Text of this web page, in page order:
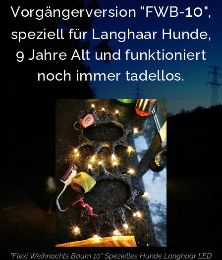
Vorgängerversion "FWB-10",
speziell für Langhaar Hunde,
9 Jahre Alt und funktioniert
noch immer tadellos.
"Flexi Weihnachts Baum 10" Spezielles Hunde Langhaar LED